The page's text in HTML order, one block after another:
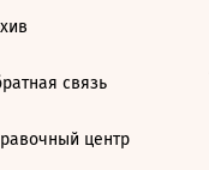
связь
центр